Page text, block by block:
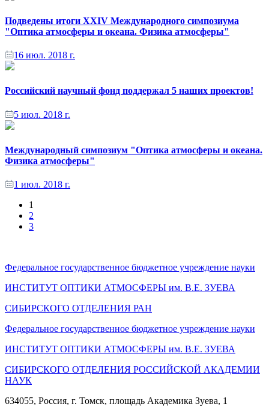
Подведены итоги XXIV Международного симпозиума
"Оптика атмосферы и океана. Физика атмосферы"
16 июл. 2018 г.
Российский научный фонд поддержал 5 наших проектов!
5 июл. 2018 г.
Международный симпозиум "Оптика атмосферы и океана.
Физика атмосферы"
1 июл. 2018 г.
1
2
3
Федеральное государственное бюджетное учреждение науки
ИНСТИТУТ ОПТИКИ АТМОСФЕРЫ им. В.Е. ЗУЕВА
СИБИРСКОГО ОТДЕЛЕНИЯ РАН
Федеральное государственное бюджетное учреждение науки
ИНСТИТУТ ОПТИКИ АТМОСФЕРЫ им. В.Е. ЗУЕВА
СИБИРСКОГО ОТДЕЛЕНИЯ РОССИЙСКОЙ АКАДЕМИИ
НАУК
634055, Россия, г. Томск, площадь Академика Зуева, 1